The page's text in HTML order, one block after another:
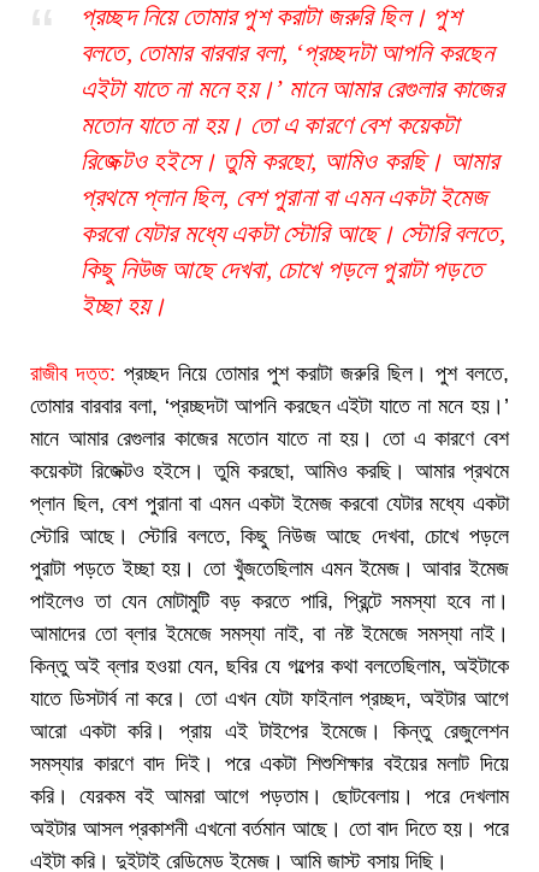
প্রচ্ছদ নিয়ে তোমার পুশ করাটা জরুরি ছিল। পুশ
বলতে, তোমার বারবার বলা, ‘প্রচ্ছদটা আপনি করছেন
এইটা যাতে না মনে হয়।’ মানে আমার রেগুলার কাজের
মতোন যাতে না হয়। তো এ কারণে বেশ কয়েকটা
রিজেক্টও হইসে। তুমি করছো, আমিও করছি। আমার
প্রথমে প্লান ছিল, বেশ পুরানা বা এমন একটা ইমেজ
করবো যেটার মধ্যে একটা স্টোরি আছে। স্টোরি বলতে,
কিছু নিউজ আছে দেখবা, চোখে পড়লে পুরাটা পড়তে
ইচ্ছা হয়।
রাজীব দত্ত: প্রচ্ছদ নিয়ে তোমার পুশ করাটা জরুরি ছিল। পুশ বলতে,
তোমার বারবার বলা, ‘প্রচ্ছদটা আপনি করছেন এইটা যাতে না মনে হয়।’
মানে আমার রেগুলার কাজের মতোন যাতে না হয়। তো এ কারণে বেশ
কয়েকটা রিজেক্টও হইসে। তুমি করছো, আমিও করছি। আমার প্রথমে
প্লান ছিল, বেশ পুরানা বা এমন একটা ইমেজ করবো যেটার মধ্যে একটা
স্টোরি আছে। স্টোরি বলতে, কিছু নিউজ আছে দেখবা, চোখে পড়লে
পুরাটা পড়তে ইচ্ছা হয়। তো খুঁজতেছিলাম এমন ইমেজ। আবার ইমেজ
পাইলেও তা যেন মোটামুটি বড় করতে পারি, প্রিন্টে সমস্যা হবে না।
আমাদের তো ব্লার ইমেজে সমস্যা নাই, বা নষ্ট ইমেজে সমস্যা নাই।
কিন্তু অই ব্লার হওয়া যেন, ছবির যে গল্পের কথা বলতেছিলাম, অইটাকে
যাতে ডিসটার্ব না করে। তো এখন যেটা ফাইনাল প্রচ্ছদ, অইটার আগে
আরো একটা করি। প্রায় এই টাইপের ইমেজে। কিন্তু রেজুলেশন
সমস্যার কারণে বাদ দিই। পরে একটা শিশুশিক্ষার বইয়ের মলাট দিয়ে
করি। যেরকম বই আমরা আগে পড়তাম। ছোটবেলায়। পরে দেখলাম
অইটার আসল প্রকাশনী এখনো বর্তমান আছে। তো বাদ দিতে হয়। পরে
এইটা করি। দুইটাই রেডিমেড ইমেজ। আমি জাস্ট বসায় দিছি।